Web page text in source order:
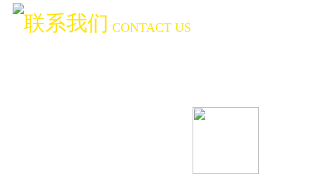
联系我们 CONTACT US